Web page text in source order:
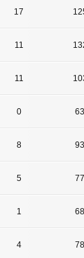
17
11
11
0
8
5
1
4